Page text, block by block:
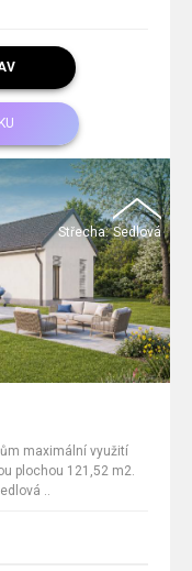
Střecha: Sedlová
maximální využití
plochou 121,52 m2.
..